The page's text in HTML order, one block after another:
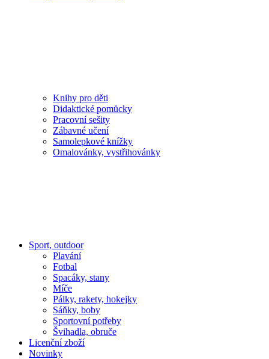
Knihy pro děti
Didaktické pomůcky
Pracovní sešity
Zábavné učení
Samolepkové knížky
Omalovánky, vystřihovánky
Sport, outdoor
Plavání
Fotbal
Spacáky, stany
Míče
Pálky, rakety, hokejky
Sáňky, boby
Sportovní potřeby
Švihadla, obruče
Licenční zboží
Novinky